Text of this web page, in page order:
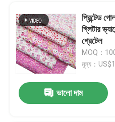
প্রিন্টেড
গ্লিটার
গ্রেটেল
MOQ：
মূল্য：
ভালো দাম